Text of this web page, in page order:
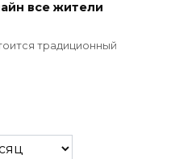
все жители
традиционный